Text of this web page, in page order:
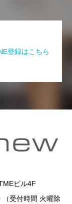
登録はこちら
ビル4F
受付時間 火曜除